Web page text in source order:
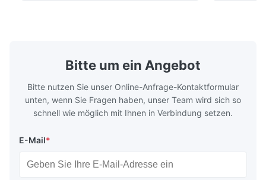
Bitte um ein Angebot
Bitte nutzen Sie unser Online-Anfrage-Kontaktformular
unten, wenn Sie Fragen haben, unser Team wird sich so
schnell wie möglich mit Ihnen in Verbindung setzen.
E-Mail*